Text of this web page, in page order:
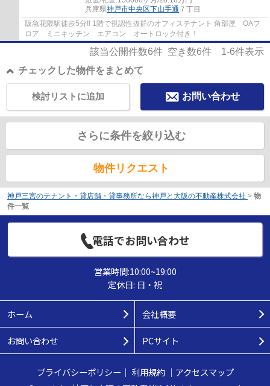
兵庫県神戸市中央区下山手通 ７丁目
阪急花隈駅徒歩5分‼ 1階で視認性抜群のオフィステナント 角部屋 OAフ
ロア ミニキッチン エアコン オートロック付き！
該当公開件数6件 空き数6件 1-6件表示
チェックした物件をまとめて
お問い合わせ
検討リストに追加
さらに条件を絞り込む
物件リクエスト
神戸三宮のテナント・貸店舗・貸事務所なら神戸と大阪の不動産株式会社 > 物
件一覧
電話でお問い合わせ
営業時間:10:00~19:00
定休日: 日・祝
ホーム 会社概要
お問い合わせ PCサイト
プライバシーポリシー ｜ 利用規約｜ アクセスマップ